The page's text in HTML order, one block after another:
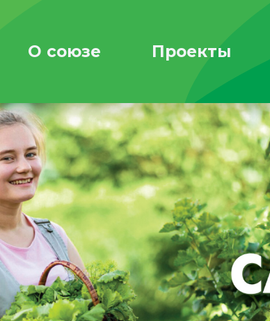
О союзе Проекты